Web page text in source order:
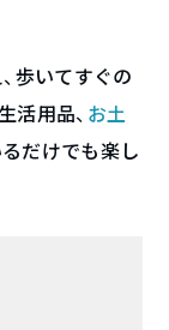
歩いてすぐの
活用品、 お土
だけでも楽し